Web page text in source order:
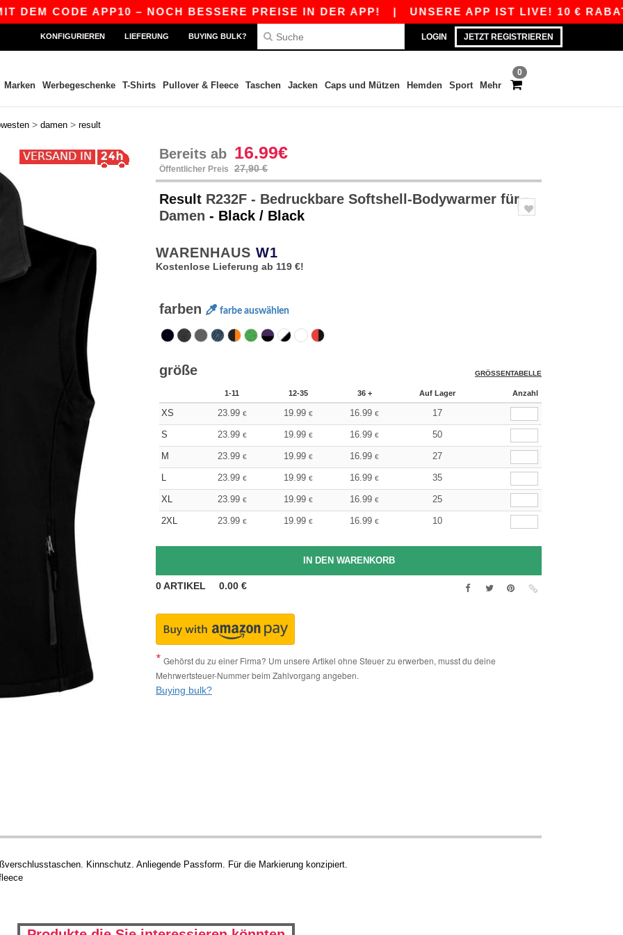
APP10 – NOCH BESSERE PREISE IN DER APP!|UNSERE APP IST LIVE! 10 € RABATT AB
LOGIN JETZT REGISTRIEREN
KONFIGURIEREN LIEFERUNG BUYING BULK?
0
Marken Werbegeschenke T-Shirts Pullover & Fleece Taschen Jacken Caps und Mützen Hemden Sport Mehr
> damen > result
Bereits ab 16.99€
Öffentlicher Preis 27,90 €
Result R232F - Bedruckbare Softshell-Bodywarmer für
Damen - Black / Black
WARENHAUS W1
Kostenlose Lieferung ab 119 €!
farben farbe auswählen
größe GRÖSSENTABELLE
1-11 12-35 36 + Auf Lager Anzahl
XS 23.99 € 19.99 € 16.99 € 17
S 23.99 € 19.99 € 16.99 € 50
M 23.99 € 19.99 € 16.99 € 27
L 23.99 € 19.99 € 16.99 € 35
XL 23.99 € 19.99 € 16.99 € 25
2XL 23.99 € 19.99 € 16.99 € 10
0ARTIKEL 0.00 €
Gehörst du zu einer Firma? Um unsere Artikel ohne Steuer zu erwerben, musst du deine
Mehrwertsteuer-Nummer beim Zahlvorgang angeben.
Buying bulk?
Kinnschutz. Anliegende Passform. Für die Markierung konzipiert.